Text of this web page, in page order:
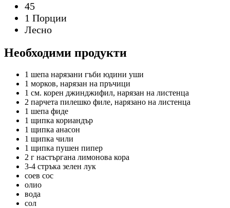
45
1 Порции
Лесно
Необходими продукти
1 шепа нарязани гъби юдини уши
1 морков, нарязан на пръчици
1 см. корен джинджифил, нарязан на листенца
2 парчета пилешко филе, нарязано на листенца
1 шепа фиде
1 щипка кориандър
1 щипка анасон
1 щипка чили
1 щипка пушен пипер
2 г настъргана лимонова кора
3-4 стръка зелен лук
соев сос
олио
вода
сол